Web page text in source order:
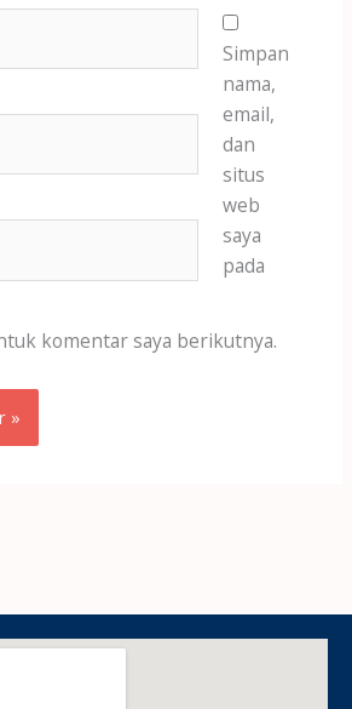
Simpan
nama,
email,
dan
situs
web
saya
pada
komentar saya berikutnya.